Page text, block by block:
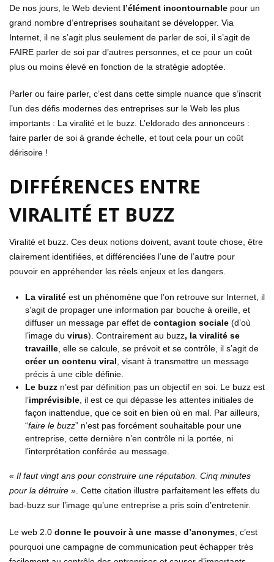
De nos jours, le Web devient l’élément incontournable pour un
grand nombre d’entreprises souhaitant se développer. Via
Internet, il ne s’agit plus seulement de parler de soi, il s’agit de
FAIRE parler de soi par d’autres personnes, et ce pour un coût
plus ou moins élevé en fonction de la stratégie adoptée.
Parler ou faire parler, c’est dans cette simple nuance que s’inscrit
l’un des défis modernes des entreprises sur le Web les plus
importants : La viralité et le buzz. L’eldorado des annonceurs :
faire parler de soi à grande échelle, et tout cela pour un coût
dérisoire !
DIFFÉRENCES ENTRE
VIRALITÉ ET BUZZ
Viralité et buzz. Ces deux notions doivent, avant toute chose, être
clairement identifiées, et différenciées l’une de l’autre pour
pouvoir en appréhender les réels enjeux et les dangers.
La viralitéest un phénomène que l’on retrouve sur Internet, il
s’agit de propager une information par bouche à oreille, et
diffuser un message par effet de contagion sociale(d’où
l’image du virus). Contrairement au buzz, la viralité se
travaille, elle se calcule, se prévoit et se contrôle, il s’agit de
créer un contenu viral , visant à transmettre un message
précis à une cible définie.
Le buzzn’est par définition pas un objectif en soi. Le buzz est
l’imprévisible, il est ce qui dépasse les attentes initiales de
façon inattendue, que ce soit en bien où en mal. Par ailleurs,
“faire le buzz” n’est pas forcément souhaitable pour une
entreprise, cette dernière n’en contrôle ni la portée, ni
l’interprétation conférée au message.
« Il faut vingt ans pour construire une réputation. Cinq minutes
pour la détruire ». Cette citation illustre parfaitement les effets du
bad-buzz sur l’image qu’une entreprise a pris soin d’entretenir.
Le web 2.0 donne le pouvoir à une masse d’anonymes , c’est
pourquoi une campagne de communication peut échapper très